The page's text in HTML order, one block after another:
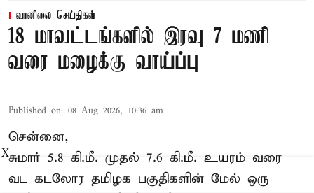
வானிலை செய்திகள்
18 மாவட்டங்களில் இரவு 7 மணி
வரை மழைக்கு வாய்ப்பு
Published on: 08 Aug 2026, 10:36 am
சென்னை,
சுமார் 5.8 கி.மீ. முதல் 7.6 கி.மீ. உயரம் வரை
வட கடலோர தமிழக பகுதிகளின் மேல் ஒரு
X